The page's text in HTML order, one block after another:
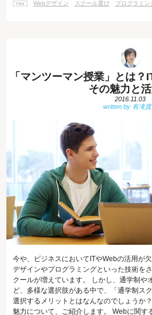
Webデザイン スクール選び プログラミン
「マンツーマン授業」とは
その魅力と
2016.11.03
今や、ビジネスにおいてITやWebの活用が
デザインやプログラミングといった技術を
クールが増えています。 しかし、通学制や
ど、多様な選択肢がある中で、「通学制ス
選択するメリットとはなんなのでしょうか
魅力について、ご紹介します。 Webに関す